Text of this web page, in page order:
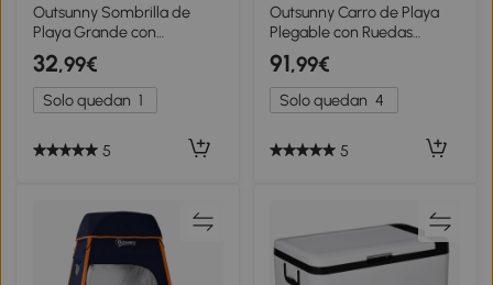
Outsunny Sombrilla de
Playa Grande con
Protección UV UPF50+
Inclinación Ajustable y
Bolsa de Transporte
Ø180x196 cm Multicolor
32,99€
Solo quedan 1
5
Outsunny Carro de Playa
Plegable con Ruedas
Delanteras Giratorias 360°
y Asa Telescópica
108x55x55 cm Negro
91,99€
Solo quedan 4
5